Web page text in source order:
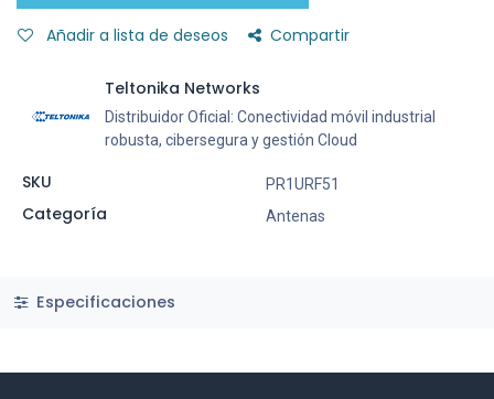
Añadir a lista de deseos Compartir
Teltonika Networks
Distribuidor Oficial: Conectividad móvil industrial
robusta, cibersegura y gestión Cloud
SKU PR1URF51
Categoría Antenas
Especificaciones